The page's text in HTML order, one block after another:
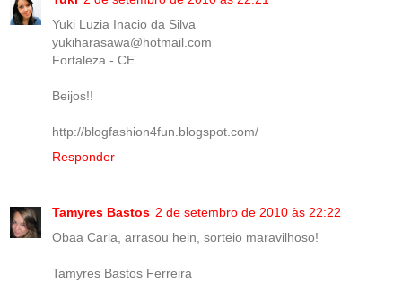
Yuki Luzia Inacio da Silva
yukiharasawa@hotmail.com
Fortaleza - CE
Beijos!!
http://blogfashion4fun.blogspot.com/
Responder
Tamyres Bastos 2 de setembro de 2010 às 22:22
Obaa Carla, arrasou hein, sorteio maravilhoso!
Tamyres Bastos Ferreira